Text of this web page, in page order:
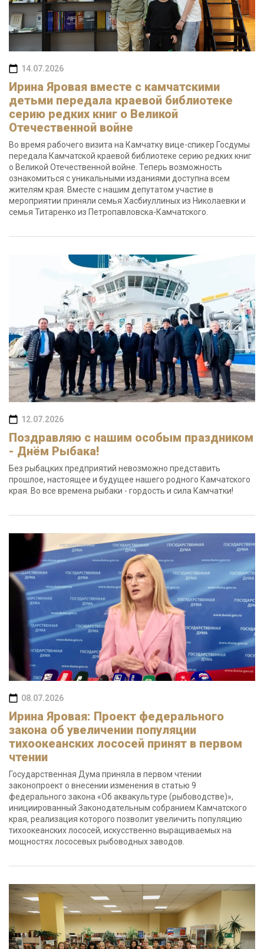
14.07.2026
Ирина Яровая вместе с камчатскими
детьми передала краевой библиотеке
серию редких книг о Великой
Отечественной войне
Во время рабочего визита на Камчатку вице-спикер Госдумы
передала Камчатской краевой библиотеке серию редких книг
о Великой Отечественной войне. Теперь возможность
ознакомиться с уникальными изданиями доступна всем
жителям края. Вместе с нашим депутатом участие в
мероприятии приняли семья Хасбиуллиных из Николаевки и
семья Титаренко из Петропавловска-Камчатского.
12.07.2026
Поздравляю с нашим особым праздником
- Днём Рыбака!
Без рыбацких предприятий невозможно представить
прошлое, настоящее и будущее нашего родного Камчатского
края. Во все времена рыбаки - гордость и сила Камчатки!
08.07.2026
Ирина Яровая: Проект федерального
закона об увеличении популяции
тихоокеанских лососей принят в первом
чтении
Государственная Дума приняла в первом чтении
законопроект о внесении изменения в статью 9
федерального закона «Об аквакультуре (рыбоводстве)»,
инициированный Законодательным собранием Камчатского
края, реализация которого позволит увеличить популяцию
тихоокеанских лососей, искусственно выращиваемых на
мощностях лососевых рыбоводных заводов.